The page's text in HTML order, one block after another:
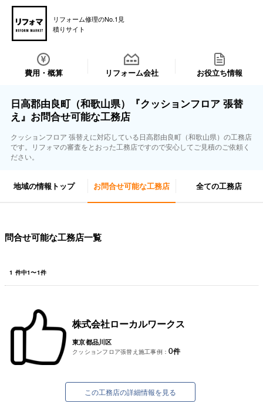
リフォーム修理のNo.1見
積りサイト
費用・概算 リフォーム会社 お役立ち情報
日高郡由良町（和歌山県）『クッションフロア 張替
え』お問合せ可能な工務店
クッションフロア 張替えに対応している日高郡由良町（和歌山県）の工務店
です。リフォマの審査をとおった工務店ですので安心してご見積のご依頼く
ださい。
地域の情報トップ お問合せ可能な工務店 全ての工務店
問合せ可能な工務店一覧
1 件中1〜1件
株式会社ローカルワークス
東京都品川区
クッションフロア張替え施工事例： 0件
この工務店の詳細情報を見る